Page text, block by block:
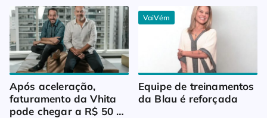
Após aceleração,
faturamento da Vhita
pode chegar a R$ 50
VaiVém
Equipe de treinamentos
da Blau é reforçada